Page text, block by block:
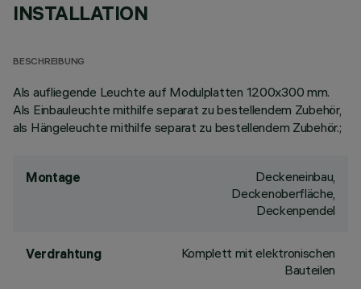
INSTALLATION
BESCHREIBUNG
Als aufliegende Leuchte auf Modulplatten 1200x300 mm.
Als Einbauleuchte mithilfe separat zu bestellendem Zubehör,
als Hängeleuchte mithilfe separat zu bestellendem Zubehör.;
Montage
Deckeneinbau,
Deckenoberfläche,
Deckenpendel
Verdrahtung
Komplett mit elektronischen
Bauteilen